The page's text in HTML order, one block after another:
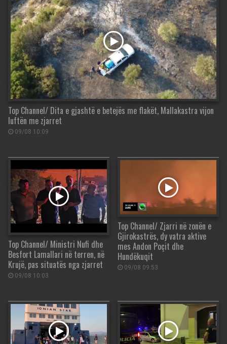
Top Channel/ Dita e gjashtë e betejës me flakët, Mallakastra vijon
luftën me zjarret
09/08 10:09
Top Channel/ Ministri Nufi dhe
Besfort Lamallari në terren, në
Krujë, pas situatës nga zjarret
09/08 10:03
Top Channel/ Zjarri në zonën e
Gjirokastrës, dy vatra aktive
mes Andon Poçit dhe
Hundëkuqit
09/08 09:53